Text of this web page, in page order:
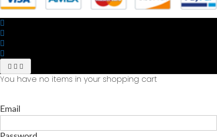
You have no items in your shopping cart
Email